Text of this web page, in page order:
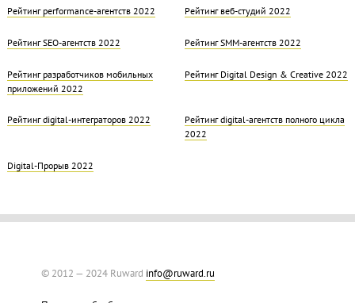
Рейтинг performance-агентств 2022 Рейтинг веб-студий 2022
Рейтинг SEO-агентств 2022 Рейтинг SMM-агентств 2022
Рейтинг разработчиков мобильных
приложений 2022
Рейтинг Digital Design & Creative 2022
Рейтинг digital-интеграторов 2022
Рейтинг digital-агентств полного цикла
2022
Digital-Прорыв 2022
© 2012 — 2024 Ruward info@ruward.ru